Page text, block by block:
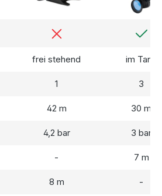
frei stehend im Tank
1 3
42 m 30 m
4,2 bar 3 bar
- 7 m
8 m -